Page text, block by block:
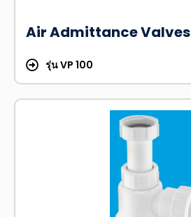
Air Admittance Valves
รุ่น VP 100